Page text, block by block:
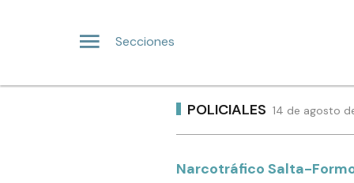
Secciones
POLICIALES 14 de agosto
Narcotráfico Salta-